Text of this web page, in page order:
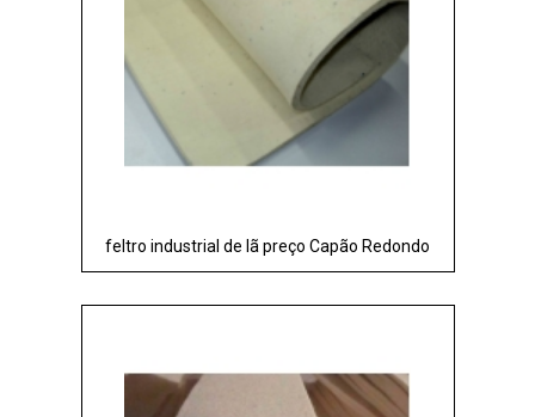
feltro industrial de lã preço Capão Redondo